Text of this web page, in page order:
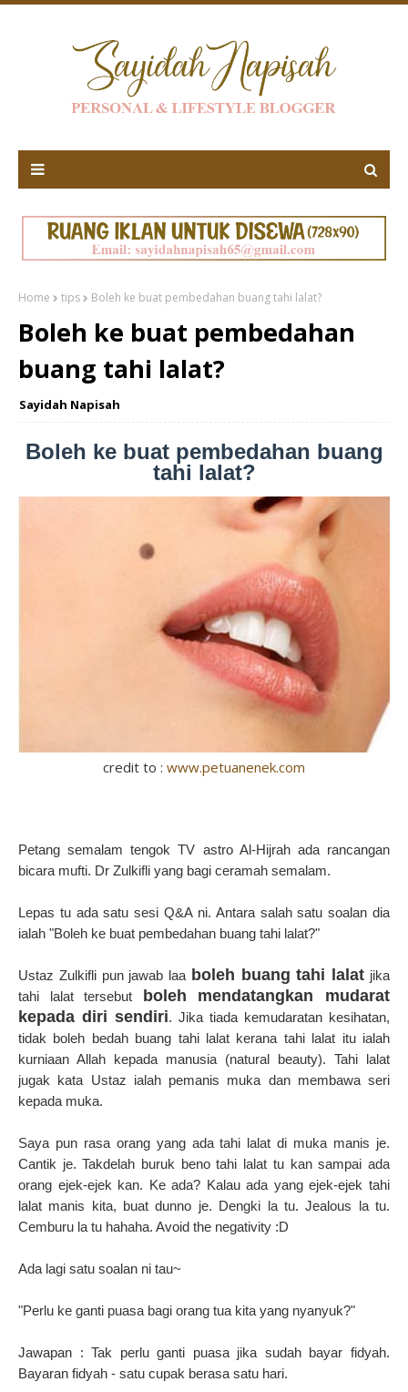
Home tips Boleh ke buat pembedahan buang tahi lalat?
Boleh ke buat pembedahan
buang tahi lalat?
Sayidah Napisah
Boleh ke buat pembedahan buang
tahi lalat?
credit to : www.petuanenek.com
Petang semalam tengok TV astro Al-Hijrah ada rancangan
bicara mufti. Dr Zulkifli yang bagi ceramah semalam.
Lepas tu ada satu sesi Q&A ni. Antara salah satu soalan dia
ialah "Boleh ke buat pembedahan buang tahi lalat?"
Ustaz Zulkifli pun jawab laa boleh buang tahi lalat jika
tahi lalat tersebut
boleh mendatangkan mudarat
kepada diri sendiri. Jika tiada kemudaratan kesihatan,
tidak boleh bedah buang tahi lalat kerana tahi lalat itu ialah
kurniaan Allah kepada manusia (natural beauty). Tahi lalat
jugak kata Ustaz ialah pemanis muka dan membawa seri
kepada muka.
Saya pun rasa orang yang ada tahi lalat di muka manis je.
Cantik je. Takdelah buruk beno tahi lalat tu kan sampai ada
orang ejek-ejek kan. Ke ada? Kalau ada yang ejek-ejek tahi
lalat manis kita, buat dunno je. Dengki la tu. Jealous la tu.
Cemburu la tu hahaha. Avoid the negativity :D
Ada lagi satu soalan ni tau~
"Perlu ke ganti puasa bagi orang tua kita yang nyanyuk?"
Jawapan : Tak perlu ganti puasa jika sudah bayar fidyah.
Bayaran fidyah - satu cupak berasa satu hari.